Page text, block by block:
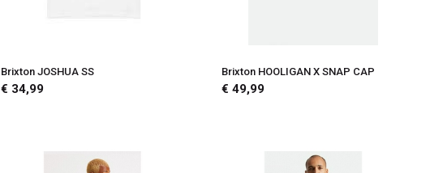
Brixton JOSHUA SS
€ 34,99
Brixton HOOLIGAN X SNAP CAP
€ 49,99